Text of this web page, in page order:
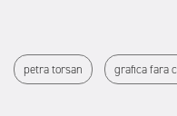
petra torsan grafica fara